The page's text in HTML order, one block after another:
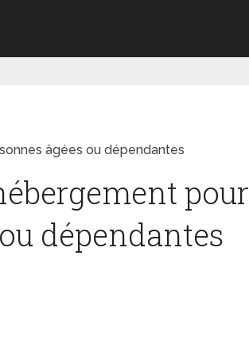
âgées ou dépendantes
pour
dépendantes